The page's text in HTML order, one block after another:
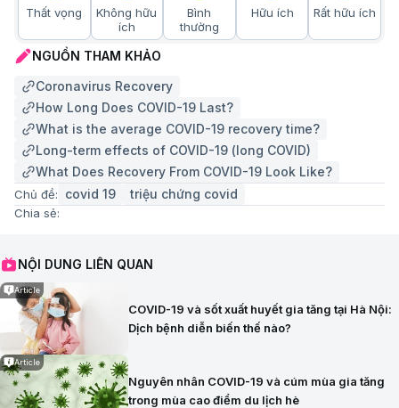
Thất vọng
Không hữu
ích
Bình
thường
Hữu ích Rất hữu ích
NGUỒN THAM KHẢO
Coronavirus Recovery
How Long Does COVID-19 Last?
What is the average COVID-19 recovery time?
Long-term effects of COVID-19 (long COVID)
What Does Recovery From COVID-19 Look Like?
Chủ đề: covid 19 triệu chứng covid
Chia sẻ:
NỘI DUNG LIÊN QUAN
Article
COVID-19 và sốt xuất huyết gia tăng tại Hà Nội:
Dịch bệnh diễn biến thế nào?
Article
Nguyên nhân COVID-19 và cúm mùa gia tăng
trong mùa cao điểm du lịch hè